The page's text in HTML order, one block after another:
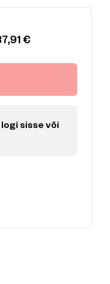
€
sisse või